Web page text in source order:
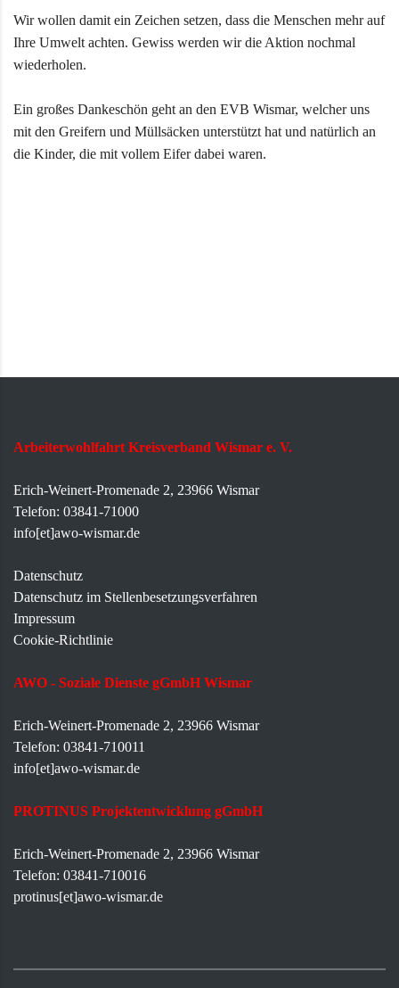
Wir wollen damit ein Zeichen setzen, dass die Menschen mehr auf
Ihre Umwelt achten. Gewiss werden wir die Aktion nochmal
wiederholen.
Ein großes Dankeschön geht an den EVB Wismar, welcher uns
mit den Greifern und Müllsäcken unterstützt hat und natürlich an
die Kinder, die mit vollem Eifer dabei waren.
Arbeiterwohlfahrt Kreisverband Wismar e. V.
Erich-Weinert-Promenade 2, 23966 Wismar
Telefon: 03841-71000
info[et]awo-wismar.de
Datenschutz
Datenschutz im Stellenbesetzungsverfahren
Impressum
Cookie-Richtlinie
AWO - Soziale Dienste gGmbH Wismar
Erich-Weinert-Promenade 2, 23966 Wismar
Telefon: 03841-710011
info[et]awo-wismar.de
PROTINUS Projektentwicklung gGmbH
Erich-Weinert-Promenade 2, 23966 Wismar
Telefon: 03841-710016
protinus[et]awo-wismar.de